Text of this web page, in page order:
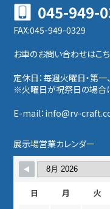
045-949-
FAX:045-949-0329
お車のお問い合わせはこ
定休日：毎週火曜日・第一
※火曜日が祝祭日の場合
E-mail：info@rv-
展示場営業カレンダー
日 月 火